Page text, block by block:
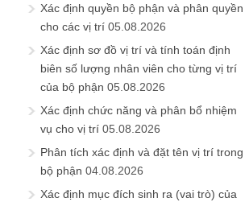
Xác định quyền bộ phận và phân quyền
cho các vị trí 05.08.2026
Xác định sơ đồ vị trí và tính toán định
biên số lượng nhân viên cho từng vị trí
của bộ phận 05.08.2026
Xác định chức năng và phân bổ nhiệm
vụ cho vị trí 05.08.2026
Phân tích xác định và đặt tên vị trí trong
bộ phận 04.08.2026
Xác định mục đích sinh ra (vai trò) của